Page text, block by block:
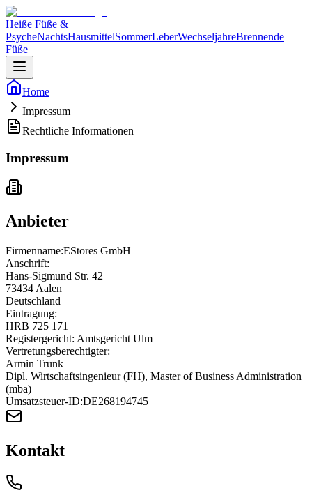
Heiße Füße &
PsycheNachtsHausmittelSommerLeberWechseljahreBrennende
Füße
Home
Impressum
Rechtliche Informationen
Impressum
Anbieter
Firmenname:EStores GmbH
Anschrift:
Hans-Sigmund Str. 42
73434 Aalen
Deutschland
Eintragung:
HRB 725 171
Registergericht: Amtsgericht Ulm
Vertretungsberechtigter:
Armin Trunk
Dipl. Wirtschaftsingenieur (FH), Master of Business Administration
(mba)
Umsatzsteuer-ID:DE268194745
Kontakt